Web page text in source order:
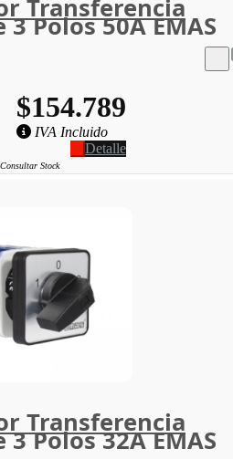
Transferencia
Polos 50A EMAS
$154.789
IVA Incluido
Detalle
Consultar Stock
Transferencia
Polos 32A EMAS